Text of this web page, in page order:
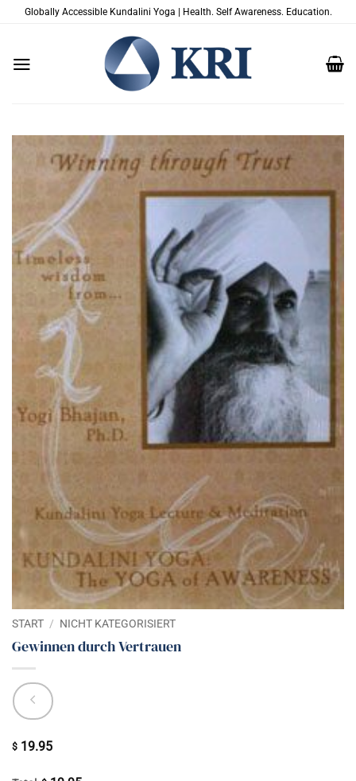
ZumGlobally Accessible Kundalini Yoga | Health. Self Awareness. Education.
START / NICHT KATEGORISIERT
Gewinnen durch Vertrauen
$ 19.95